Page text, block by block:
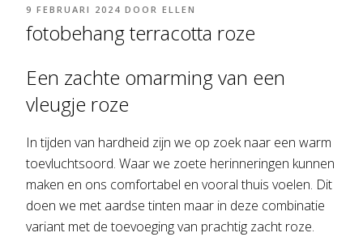
GEPLAATST
OP
9 FEBRUARI 2024 DOOR ELLEN
fotobehang terracotta roze
Een zachte omarming van een
vleugje roze
In tijden van hardheid zijn we op zoek naar een warm
toevluchtsoord. Waar we zoete herinneringen kunnen
maken en ons comfortabel en vooral thuis voelen. Dit
doen we met aardse tinten maar in deze combinatie
variant met de toevoeging van prachtig zacht roze.